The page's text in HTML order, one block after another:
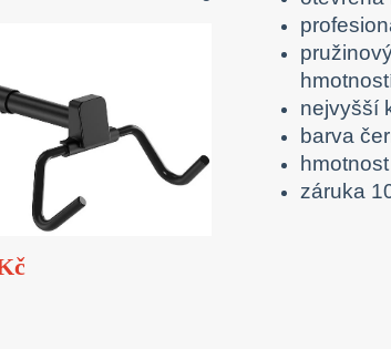
nejvyšší
barva
záruka